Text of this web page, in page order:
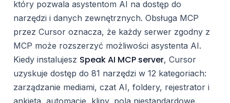
który pozwala asystentom AI na dostęp do
narzędzi i danych zewnętrznych. Obsługa MCP
przez Cursor oznacza, że każdy serwer zgodny z
MCP może rozszerzyć możliwości asystenta AI.
Kiedy instalujesz Speak AI MCP server, Cursor
uzyskuje dostęp do 81 narzędzi w 12 kategoriach:
zarządzanie mediami, czat AI, foldery, rejestrator i